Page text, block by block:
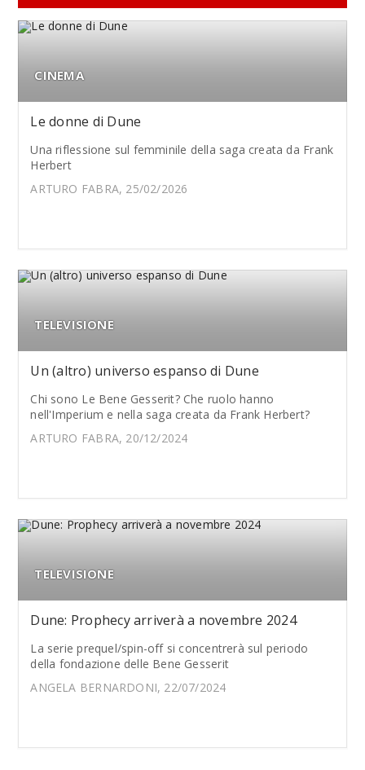
CINEMA
Le donne di Dune
Una riflessione sul femminile della saga creata da Frank
Herbert
ARTURO FABRA, 25/02/2026
TELEVISIONE
Un (altro) universo espanso di Dune
Chi sono Le Bene Gesserit? Che ruolo hanno
nell'Imperium e nella saga creata da Frank Herbert?
ARTURO FABRA, 20/12/2024
TELEVISIONE
Dune: Prophecy arriverà a novembre 2024
La serie prequel/spin-off si concentrerà sul periodo
della fondazione delle Bene Gesserit
ANGELA BERNARDONI, 22/07/2024